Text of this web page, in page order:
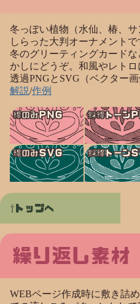
冬っぽい植物（水仙、椿、
しらった大判オーナメントで
冬のグリーティングカード
かしにどうぞ。和風やレトロ
透過PNGとSVG（ベクター
解説/作例
線のみPNG 斜線トーン
線のみSVG 斜線トーン
トップへ
繰り返し素材
WEBページ作成時に敷き詰